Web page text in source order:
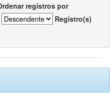
registros por
Registro(s)